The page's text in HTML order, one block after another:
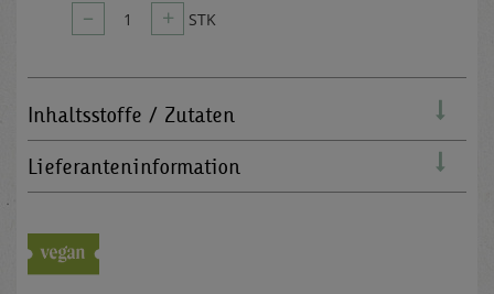
– 1 + STK
Inhaltsstoffe / Zutaten
Lieferanteninformation